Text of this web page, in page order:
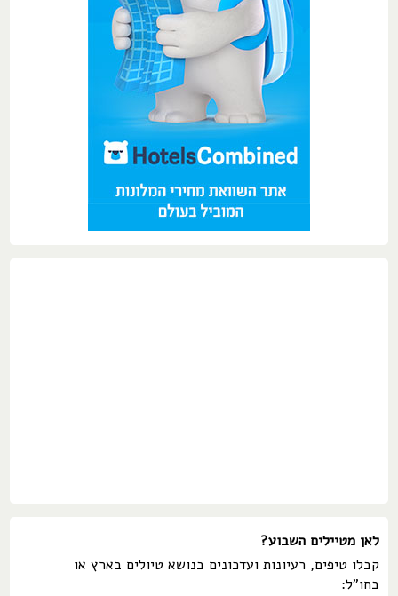
לאן מטיילים השבוע?
קבלו טיפים, רעיונות ועדכונים בנושא טיולים בארץ או
בחו"ל: